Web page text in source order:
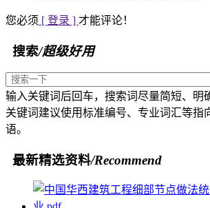
您必须 [ 登录 ] 才能评论！
搜索/超级好用
输入关键词后回车，搜索词尽量简短、明
关键词建议使用标准编号、专业词汇等指
语。
最新精选资料/Recommend